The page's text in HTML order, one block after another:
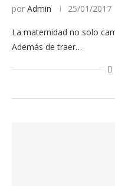
por Admin 25/01/2017
La maternidad no solo
Además de traer…